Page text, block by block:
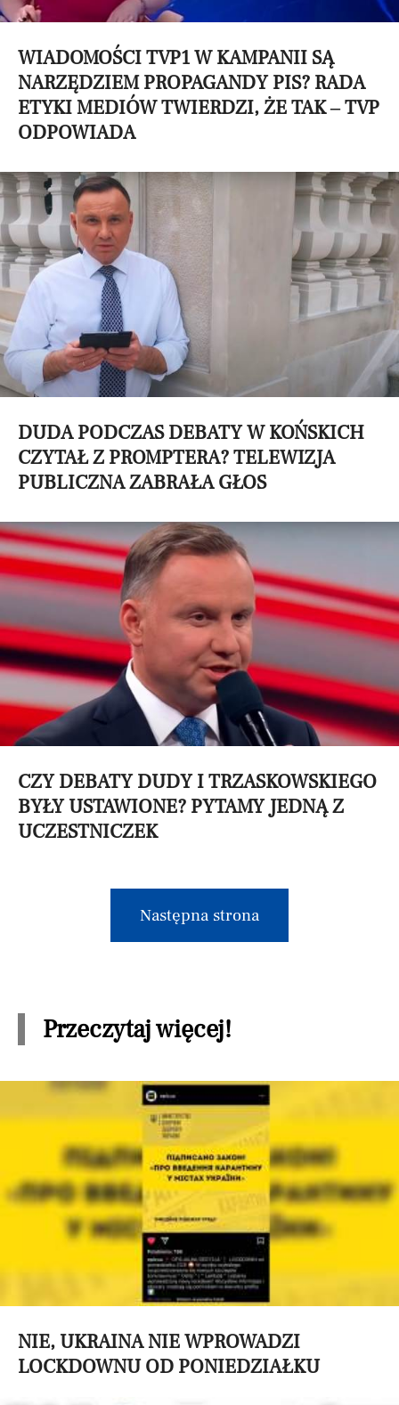
WIADOMOŚCI TVP1 W KAMPANII SĄ
NARZĘDZIEM PROPAGANDY PIS? RADA
ETYKI MEDIÓW TWIERDZI, ŻE TAK – TVP
ODPOWIADA
DUDA PODCZAS DEBATY W KOŃSKICH
CZYTAŁ Z PROMPTERA? TELEWIZJA
PUBLICZNA ZABRAŁA GŁOS
CZY DEBATY DUDY I TRZASKOWSKIEGO
BYŁY USTAWIONE? PYTAMY JEDNĄ Z
UCZESTNICZEK
Następna strona
Przeczytaj więcej!
NIE, UKRAINA NIE WPROWADZI
LOCKDOWNU OD PONIEDZIAŁKU